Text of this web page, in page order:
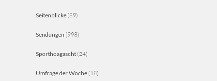
Seitenblicke (89)
Sendungen (998)
Sporthoagascht (24)
Umfrage der Woche (18)